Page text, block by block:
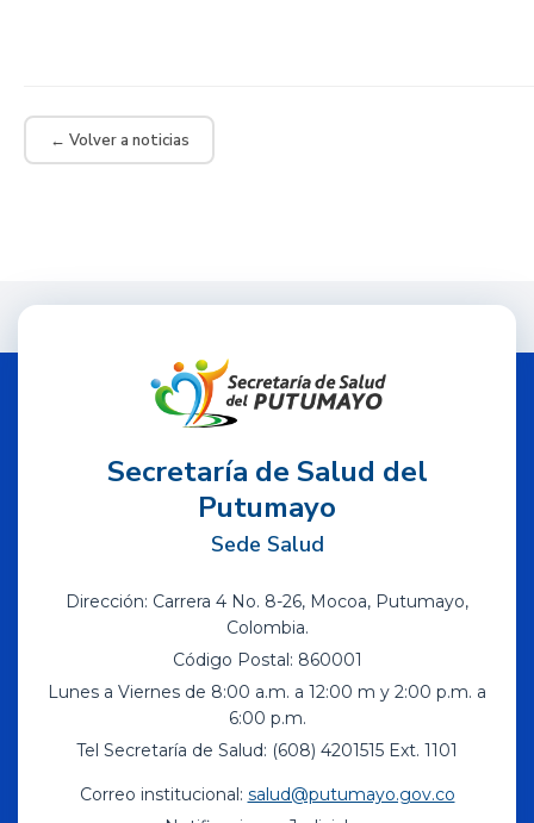
← Volver a noticias
Secretaría de Salud del
Putumayo
Sede Salud
Dirección: Carrera 4 No. 8-26, Mocoa, Putumayo,
Colombia.
Código Postal: 860001
Lunes a Viernes de 8:00 a.m. a 12:00 m y 2:00 p.m. a
6:00 p.m.
Tel Secretaría de Salud: (608) 4201515 Ext. 1101
Correo institucional: salud@putumayo.gov.co